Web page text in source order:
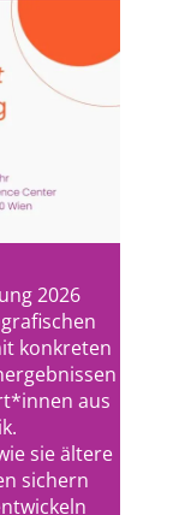
2026
konkreten
aus
sie ältere
sichern